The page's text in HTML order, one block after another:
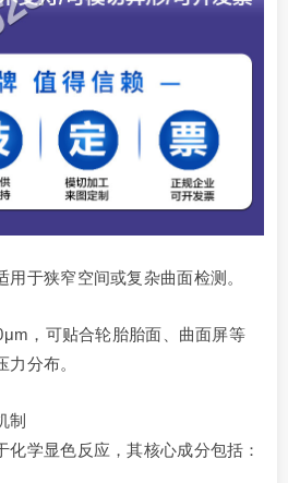
于狭窄空间或复杂曲面检测。
，可贴合轮胎胎面、曲面屏等
分布。
制
学显色反应，其核心成分包括：